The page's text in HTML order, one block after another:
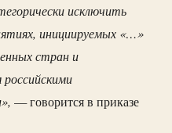
исключить
инициируемых «…»
стран и
— говорится в приказе